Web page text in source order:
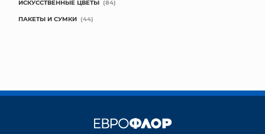
ИСКУССТВЕННЫЕ ЦВЕТЫ (84)
ПАКЕТЫ И СУМКИ (44)